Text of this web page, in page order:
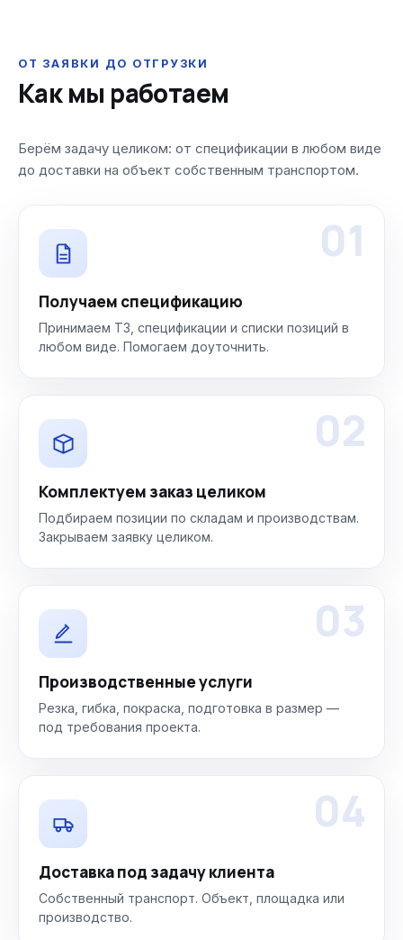
ОТ ЗАЯВКИ ДО ОТГРУЗКИ
Как мы работаем
Берём задачу целиком: от спецификации в любом виде
до доставки на объект собственным транспортом.
01
Получаем спецификацию
Принимаем ТЗ, спецификации и списки позиций в
любом виде. Помогаем доуточнить.
02
Комплектуем заказ целиком
Подбираем позиции по складам и производствам.
Закрываем заявку целиком.
03
Производственные услуги
Резка, гибка, покраска, подготовка в размер —
под требования проекта.
04
Доставка под задачу клиента
Собственный транспорт. Объект, площадка или
производство.